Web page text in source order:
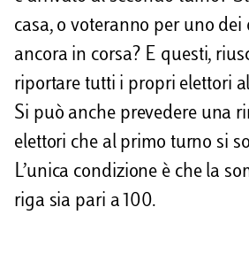
casa, o voteranno per uno
ancora in corsa? E questi,
riportare tutti i propri elettori
Si può anche prevedere una
elettori che al primo turno si
L’unica condizione è che la
riga sia pari a 100.